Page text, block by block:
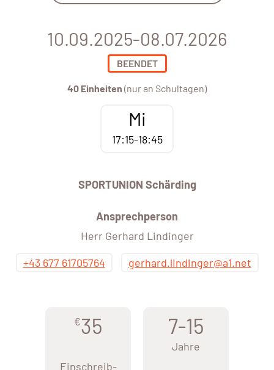
10.09.2025-08.07.2026
BEENDET
40 Einheiten (nur an Schultagen)
Mi
17:15-18:45
SPORTUNION Schärding
Ansprechperson
Herr Gerhard Lindinger
+43 677 61705764
gerhard.lindinger@a1.net
€35
Einschreib-
7-15
Jahre